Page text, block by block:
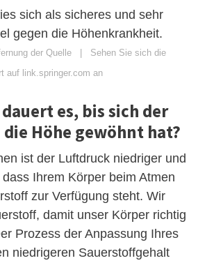
sich als sicheres und sehr
gegen die Höhenkrankheit.
der Quelle | Sehen Sie sich die
auf link.springer.com an
es, bis sich der
Höhe gewöhnt hat?
ist der Luftdruck niedriger und
Ihrem Körper beim Atmen
zur Verfügung steht. Wir
damit unser Körper richtig
Prozess der Anpassung Ihres
niedrigeren Sauerstoffgehalt